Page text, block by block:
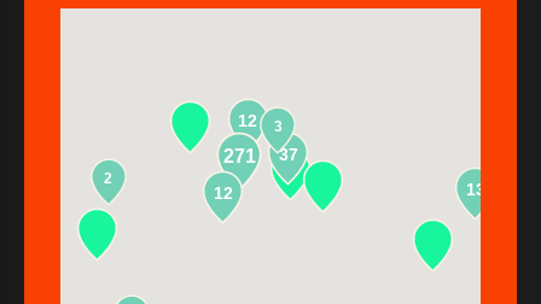
12
271
13
37
2
12
3